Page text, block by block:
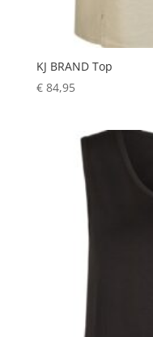
KJ BRAND Top
€84,95